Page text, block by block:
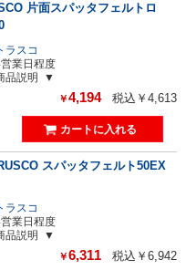
片面スパッタフェルトロ
ラスコ
業日程度
品説明
￥4,194 税込￥4,613
スパッタフェルト50EX
ラスコ
業日程度
品説明
￥6,311 税込￥6,942